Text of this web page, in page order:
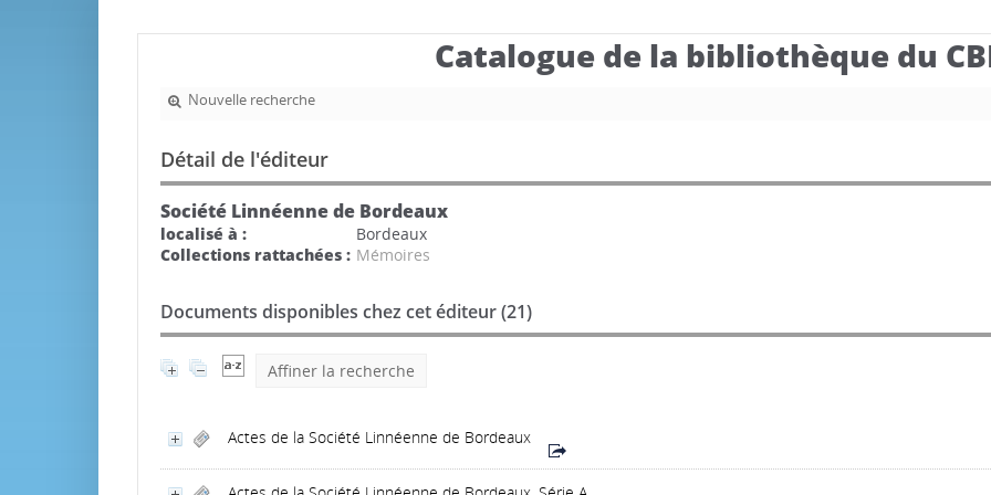
Catalogue de la bibliothèque du
Nouvelle recherche
Détail de l'éditeur
Société Linnéenne de Bordeaux
localisé à :
Bordeaux
Collections rattachées : Mémoires
Documents disponibles chez cet éditeur (21)
Affiner la recherche
Actes de la Société Linnéenne de Bordeaux